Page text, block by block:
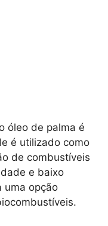
óleo de palma é
é utilizado como
de combustíveis
e baixo
uma opção